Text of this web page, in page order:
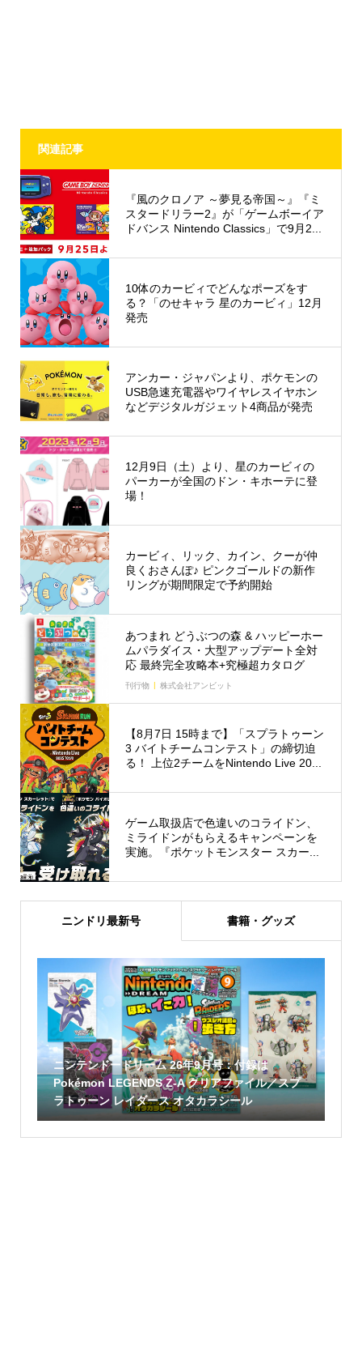
関連記事
『風のクロノア ～夢見る帝国～』『ミ
スタードリラー2』が「ゲームボーイア
ドバンス Nintendo Classics」で9月2...
10体のカービィでどんなポーズをす
る？「のせキャラ 星のカービィ」12月
発売
アンカー・ジャパンより、ポケモンの
USB急速充電器やワイヤレスイヤホン
などデジタルガジェット4商品が発売
12月9日（土）より、星のカービィの
パーカーが全国のドン・キホーテに登
場！
カービィ、リック、カイン、クーが仲
良くおさんぽ♪ ピンクゴールドの新作
リングが期間限定で予約開始
あつまれ どうぶつの森 & ハッピーホー
ムパラダイス・大型アップデート全対
応 最終完全攻略本+究極超カタログ
刊行物 株式会社アンビット
【8月7日 15時まで】「スプラトゥーン
3 バイトチームコンテスト」の締切迫
る！ 上位2チームをNintendo Live 20...
ゲーム取扱店で色違いのコライドン、
ミライドンがもらえるキャンペーンを
実施。『ポケットモンスター スカー...
ニンドリ最新号 書籍・グッズ
ニンテンドードリーム 26年9月号：付録は
Pokémon LEGENDS Z-A クリアファイル／スプ
ラトゥーン レイダース オタカラシール